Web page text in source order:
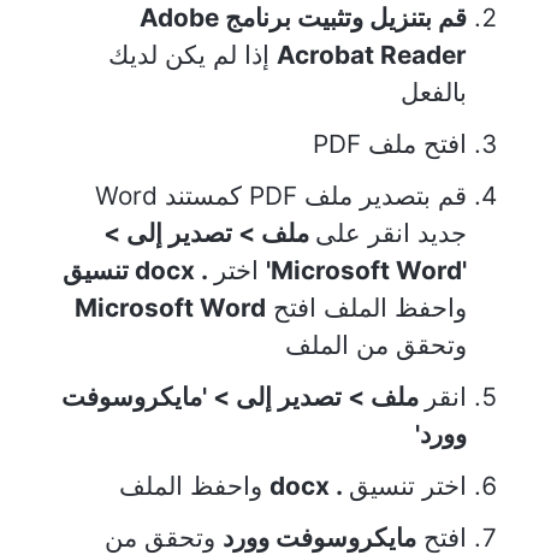
قم بتنزيل وتثبيت برنامج Adobe
Acrobat Reader إذا لم يكن لديك
بالفعل
افتح ملف PDF
قم بتصدير ملف PDF كمستند Word
جديد انقر على ملف > تصدير إلى >
'Microsoft Word'
اختر . docx تنسيق
واحفظ الملف افتح Microsoft Word
وتحقق من الملف
انقر ملف > تصدير إلى > 'مايكروسوفت
وورد'
اختر تنسيق . docx
واحفظ الملف
افتح مايكروسوفت وورد وتحقق من